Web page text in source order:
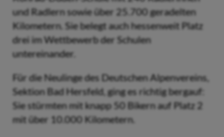
und Radlern sowie über 25.700 geradelten
Kilometern. Sie belegt auch hessenweit Platz
drei im Wettbewerb der Schulen
untereinander.
Für die Neulinge des Deutschen Alpenvereins,
Sektion Bad Hersfeld, ging es richtig bergauf:
Sie stürmten mit knapp 50 Bikern auf Platz 2
mit über 10.000 Kilometern.